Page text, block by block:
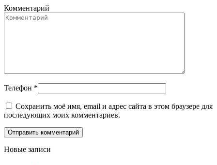
Комментарий
Телефон *
Сохранить моё имя, email и адрес сайта в этом браузере для
последующих моих комментариев.
Новые записи